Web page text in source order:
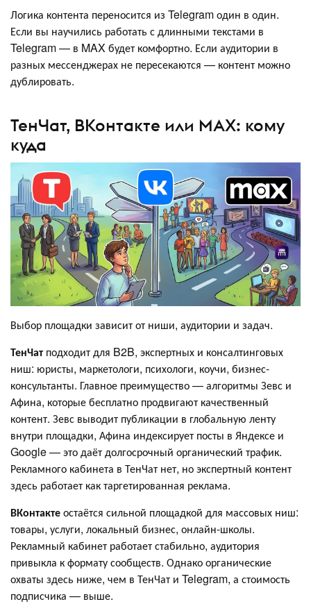
Логика контента переносится из Telegram один в один.
Если вы научились работать с длинными текстами в
Telegram — в MAX будет комфортно. Если аудитории в
разных мессенджерах не пересекаются — контент можно
дублировать.
ТенЧат, ВКонтакте или MAX: кому
куда
Выбор площадки зависит от ниши, аудитории и задач.
ТенЧатподходит для B2B, экспертных и консалтинговых
ниш: юристы, маркетологи, психологи, коучи, бизнес-
консультанты. Главное преимущество — алгоритмы Зевс и
Афина, которые бесплатно продвигают качественный
контент. Зевс выводит публикации в глобальную ленту
внутри площадки, Афина индексирует посты в Яндексе и
Google — это даёт долгосрочный органический трафик.
Рекламного кабинета в ТенЧат нет, но экспертный контент
здесь работает как таргетированная реклама.
ВКонтактеостаётся сильной площадкой для массовых ниш:
товары, услуги, локальный бизнес, онлайн-школы.
Рекламный кабинет работает стабильно, аудитория
привыкла к формату сообществ. Однако органические
охваты здесь ниже, чем в ТенЧат и Telegram, а стоимость
подписчика — выше.